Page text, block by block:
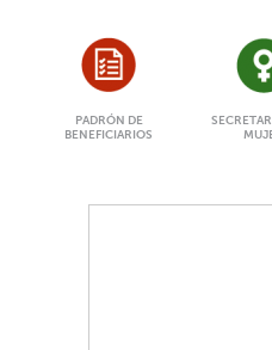
PADRÓN DE
BENEFICIARIOS